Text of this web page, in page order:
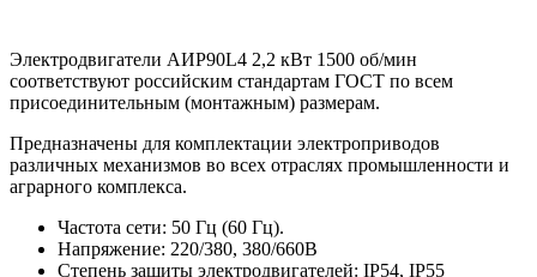
Электродвигатели АИР90L4 2,2 кВт 1500 об/мин
соответствуют российским стандартам ГОСТ по всем
присоединительным (монтажным) размерам.
Предназначены для комплектации электроприводов
различных механизмов во всех отраслях промышленности и
аграрного комплекса.
Частота сети: 50 Гц (60 Гц).
Напряжение: 220/380, 380/660В
Степень защиты электродвигателей: IP54, IP55